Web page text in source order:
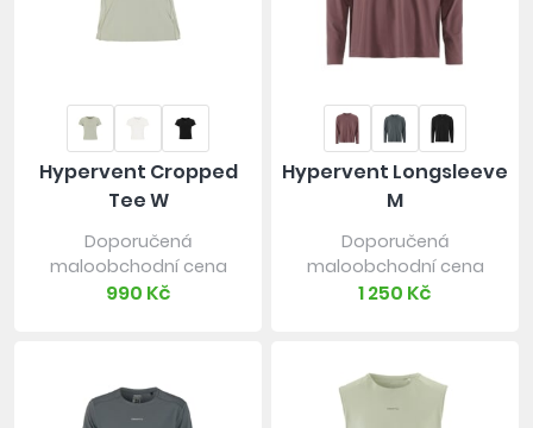
Hypervent Cropped
Tee W
Doporučená
maloobchodní cena
990 Kč
Hypervent Longsleeve
M
Doporučená
maloobchodní cena
1 250 Kč